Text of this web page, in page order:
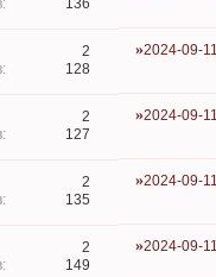
2
128
2024-09-
2
127
2024-09-
2
135
2024-09-
2
149
2024-09-